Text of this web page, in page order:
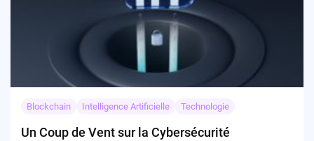
Blockchain Intelligence Artificielle Technologie
Un Coup de Vent sur la Cybersécurité